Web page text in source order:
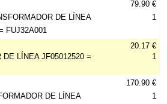
DE LÍNEA
FUJ32A001
79.90 €
1
DE LÍNEA JF05012520 =
20.17 €
1
DE LÍNEA
170.90 €
1